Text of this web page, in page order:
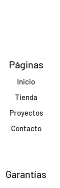
Páginas
Inicio
Tienda
Proyectos
Contacto
Garantías